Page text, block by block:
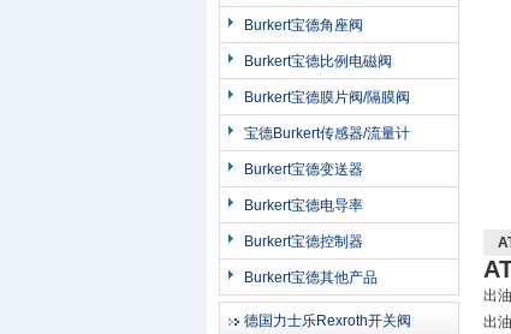
Burkert宝德角座阀
Burkert宝德比例电磁阀
Burkert宝德膜片阀/隔膜阀
宝德Burkert传感器/流量计
Burkert宝德变送器
Burkert宝德电导率
Burkert宝德控制器
Burkert宝德其他产品
德国力士乐Rexroth开关阀
出
出